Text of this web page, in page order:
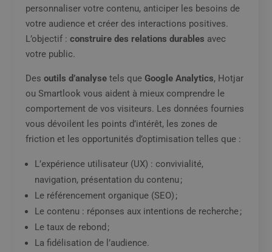
personnaliser votre contenu, anticiper les besoins de
votre audience et créer des interactions positives.
L’objectif :construire des relations durables avec
votre public.
Desoutils d’analyse tels queGoogle Analytics, Hotjar
ou Smartlook vous aident à mieux comprendre le
comportement de vos visiteurs. Les données fournies
vous dévoilent les points d’intérêt, les zones de
friction et les opportunités d’optimisation telles que :
L’expérience utilisateur (UX) : convivialité,
navigation, présentation du contenu ;
Le référencement organique (SEO) ;
Le contenu : réponses aux intentions de recherche ;
Le taux de rebond ;
La fidélisation de l’audience.